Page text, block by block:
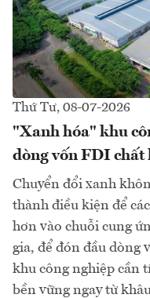
Thứ Tư, 08-07-2026
"Xanh hóa" khu
dòng vốn FDI chất
Chuyển đổi xanh
thành điều kiện để
hơn vào chuỗi cung
gia, để đón đầu dòng
khu công nghiệp cần
bền vững ngay từ